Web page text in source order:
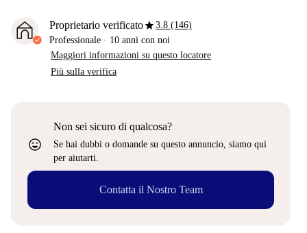
Proprietario verificatostar3.8 (146)
Professionale · 10 anni con noi
Maggiori informazioni su questo locatore
Più sulla verifica
sentiment_very_satisfied
Non sei sicuro di qualcosa?
Se hai dubbi o domande su questo annuncio, siamo qui
per aiutarti.
Contatta il Nostro Team